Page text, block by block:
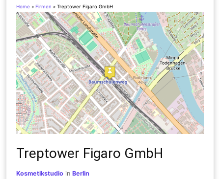
Home » Firmen »Treptower Figaro GmbH
Treptower Figaro GmbH
Kosmetikstudio inBerlin